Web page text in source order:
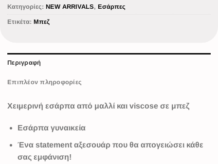
Κατηγορίες: NEW ARRIVALS, Εσάρπες
Ετικέτα: Μπεζ
Περιγραφή
Επιπλέον πληροφορίες
Χειμερινή εσάρπα από μαλλί και viscose σε μπεζ
Εσάρπα γυναικεία
Ένα statement αξεσουάρ που θα απογειώσει κάθε
σας εμφάνιση!